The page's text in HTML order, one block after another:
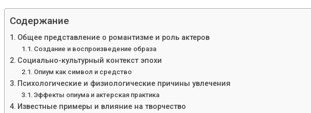
Содержание
Общее представление о романтизме и роль актеров
Создание и воспроизведение образа
Социально-культурный контекст эпохи
Опиум как символ и средство
Психологические и физиологические причины увлечения
Эффекты опиума и актерская практика
Известные примеры и влияние на творчество